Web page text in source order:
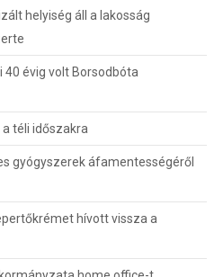
helyiség áll a lakosság
40 évig volt Borsodbóta
téli időszakra
gyógyszerek áfamentességéről
hívott vissza a